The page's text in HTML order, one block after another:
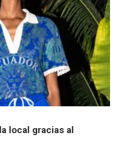
local gracias al